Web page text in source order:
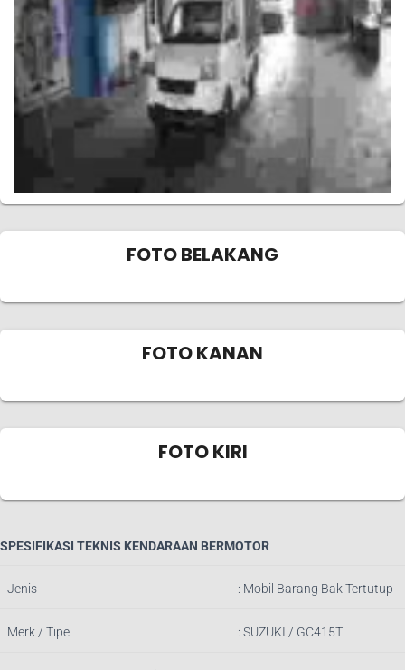
FOTO BELAKANG
FOTO KANAN
FOTO KIRI
SPESIFIKASI TEKNIS KENDARAAN BERMOTOR
Jenis : Mobil Barang Bak Tertutup
Merk / Tipe : SUZUKI / GC415T